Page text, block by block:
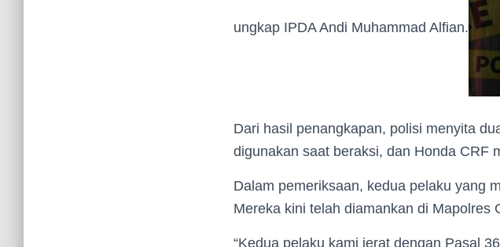
ungkap IPDA Andi Muhammad Alfian.
Dari hasil penangkapan, polisi menyita
digunakan saat beraksi, dan Honda CRF
Dalam pemeriksaan, kedua pelaku yang
Mereka kini telah diamankan di Mapolres
“Kedua pelaku kami jerat dengan Pasal